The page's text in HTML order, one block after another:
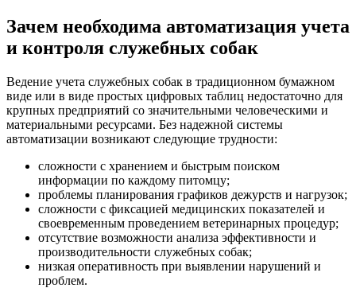
Зачем необходима автоматизация учета
и контроля служебных собак
Ведение учета служебных собак в традиционном бумажном
виде или в виде простых цифровых таблиц недостаточно для
крупных предприятий со значительными человеческими и
материальными ресурсами. Без надежной системы
автоматизации возникают следующие трудности:
сложности с хранением и быстрым поиском
информации по каждому питомцу;
проблемы планирования графиков дежурств и нагрузок;
сложности с фиксацией медицинских показателей и
своевременным проведением ветеринарных процедур;
отсутствие возможности анализа эффективности и
производительности служебных собак;
низкая оперативность при выявлении нарушений и
проблем.